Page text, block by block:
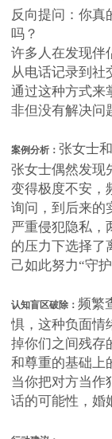
反向提问：你真
吗？
许多人在发现伴
从电话记录到社
通过这种方式来
非但没有解决问
案例分析： 张女士
张女士偶然发现
变得极度不安，
询问，到后来的
严重侵犯隐私，
的压力下选择了
己如此努力“守
认知盲区破除： 频繁
惧，这种负面情
掉你们之间残存
和尊重的基础上
当你把对方当作
话的可能性，婚